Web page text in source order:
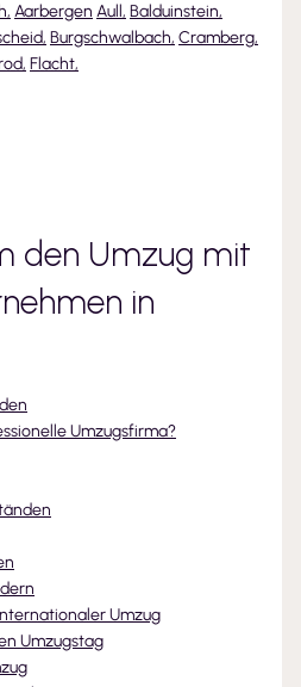
, Aarbergen Aull, Balduinstein,
, Burgschwalbach, Cramberg,
, Flacht,
den Umzug mit
in
Umzugsfirma?
Umzug
Umzugstag